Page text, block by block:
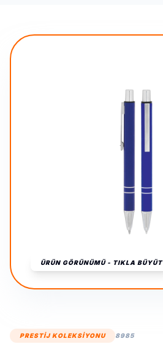
ÜRÜN GÖRÜNÜMÜ - TIKLA BÜYÜT
PRESTİJ KOLEKSİYONU 8985